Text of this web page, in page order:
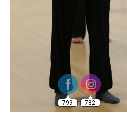
799 782